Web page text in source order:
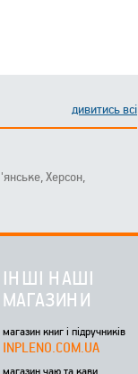
дивитись всі
Херсон,
ІНШІ НАШІ
МАГАЗИНИ
магазин книг і підручників
INPLENO.COM.UA
магазин чаю та кави